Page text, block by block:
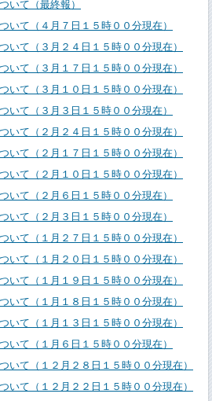
いて（最終報）
いて（４月７日１５時００分現在）
いて（３月２４日１５時００分現在）
いて（３月１７日１５時００分現在）
いて（３月１０日１５時００分現在）
いて（３月３日１５時００分現在）
いて（２月２４日１５時００分現在）
いて（２月１７日１５時００分現在）
いて（２月１０日１５時００分現在）
いて（２月６日１５時００分現在）
いて（２月３日１５時００分現在）
いて（１月２７日１５時００分現在）
いて（１月２０日１５時００分現在）
いて（１月１９日１５時００分現在）
いて（１月１８日１５時００分現在）
いて（１月１３日１５時００分現在）
いて（１月６日１５時００分現在）
いて（１２月２８日１５時００分現在）
いて（１２月２２日１５時００分現在）